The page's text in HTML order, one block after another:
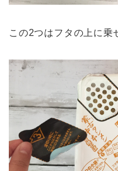
この2つはフタの上に乗